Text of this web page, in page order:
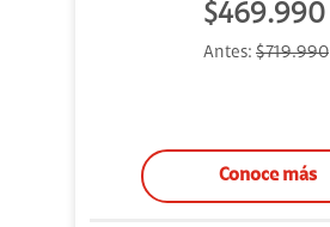
$469.990
Antes: $719.990
Conoce más